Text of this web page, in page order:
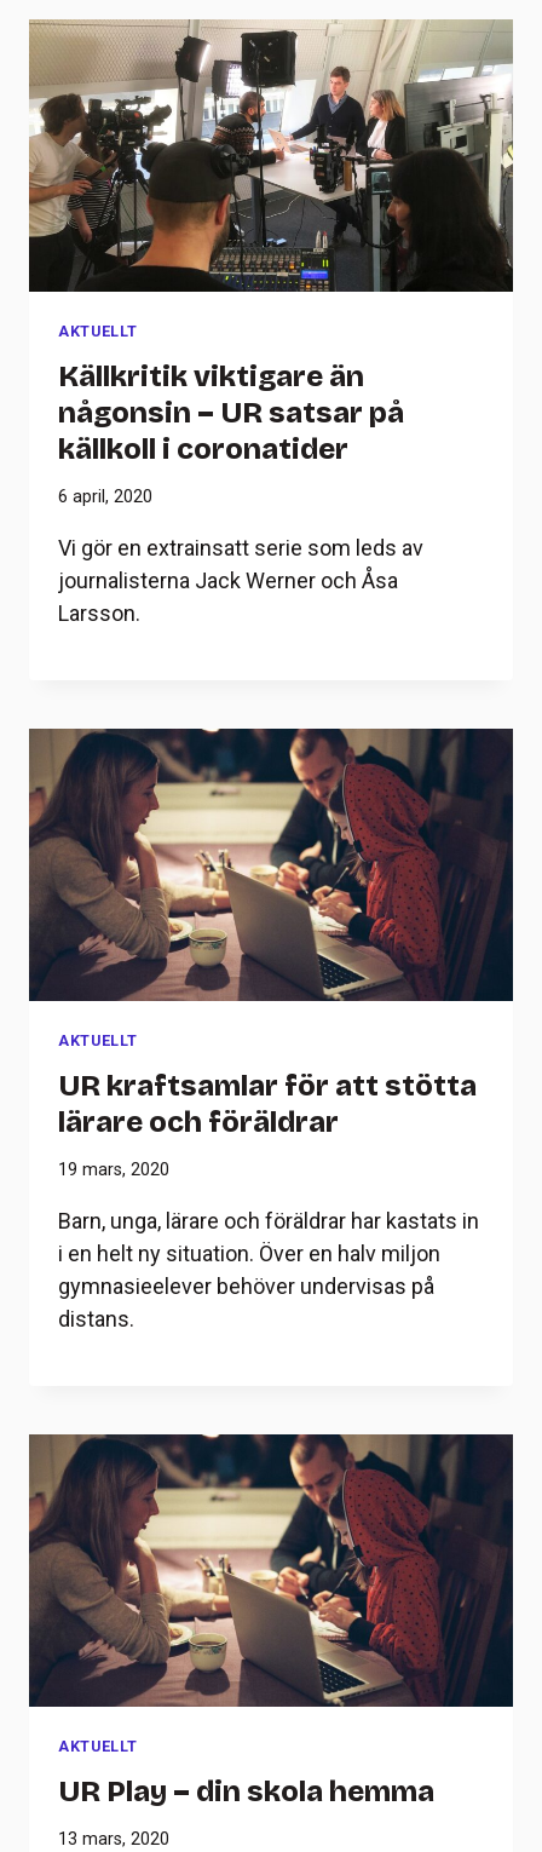
AKTUELLT
Källkritik viktigare än
någonsin – UR satsar på
källkoll i coronatider
6 april, 2020
Vi gör en extrainsatt serie som leds av
journalisterna Jack Werner och Åsa
Larsson.
AKTUELLT
UR kraftsamlar för att stötta
lärare och föräldrar
19 mars, 2020
Barn, unga, lärare och föräldrar har kastats in
i en helt ny situation. Över en halv miljon
gymnasieelever behöver undervisas på
distans.
AKTUELLT
UR Play – din skola hemma
13 mars, 2020